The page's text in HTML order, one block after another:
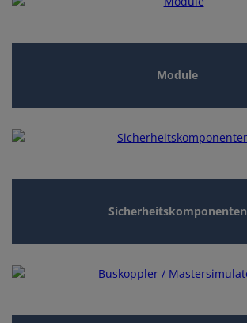
Module
Sicherheitskomponenten